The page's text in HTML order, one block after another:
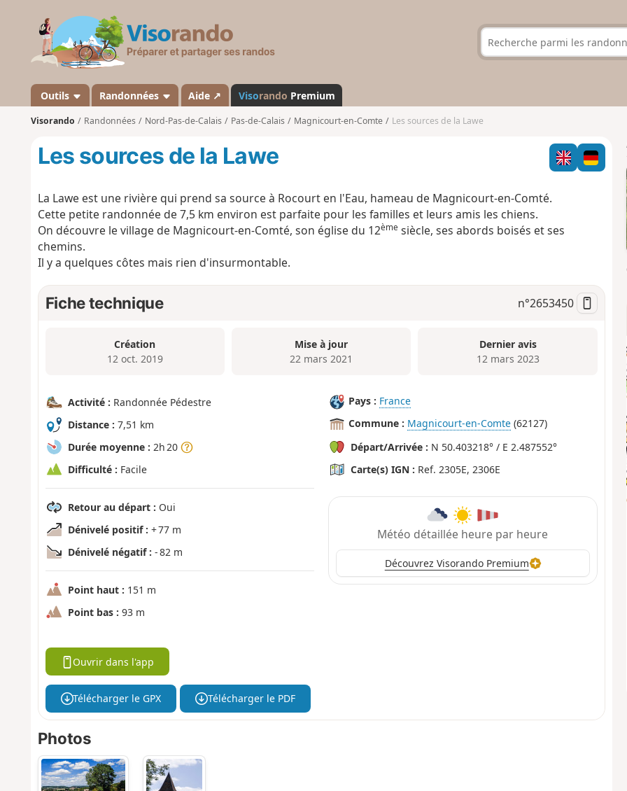
s
a
n
d
Outils Randonnées Aide ↗ Visorando Premium
Visorando Randonnées Nord-Pas-de-Calais Pas-de-Calais Magnicourt-en-Comte Les sources de la Lawe
Les sources de la Lawe
La Lawe est une rivière qui prend sa source à Rocourt en l'Eau, hameau de Magnicourt-en-Comté.
Cette petite randonnée de 7,5 km environ est parfaite pour les familles et leurs amis les chiens.
On découvre le village de Magnicourt-en-Comté, son église du 12ème siècle, ses abords boisés et ses
chemins.
Il y a quelques côtes mais rien d'insurmontable.
Fiche technique n°2653450
Création
12 oct. 2019
Mise à jour
22 mars 2021
Dernier avis
12 mars 2023
Activité : Randonnée Pédestre
Distance : 7,51 km
Durée moyenne : 2h 20
Difficulté : Facile
Retour au départ : Oui
Dénivelé positif : + 77 m
Dénivelé négatif : - 82 m
Point haut : 151 m
Point bas : 93 m
Pays : France
Commune : Magnicourt-en-Comte (62127)
Départ/Arrivée : N 50.403218° / E 2.487552°
Carte(s) IGN : Ref. 2305E, 2306E
Météo détaillée heure par heure
Découvrez Visorando Premium
Ouvrir dans l'app
Télécharger le GPX Télécharger le PDF
Photos